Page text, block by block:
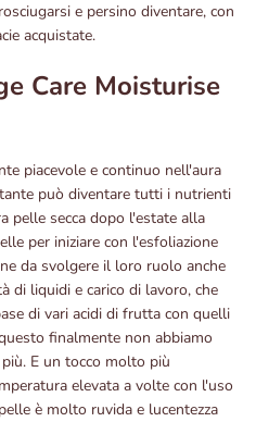
e persino diventare, con
acquistate.
Care Moisturise
piacevole e continuo nell'aura
può diventare tutti i nutrienti
pelle secca dopo l'estate alla
per iniziare con l'esfoliazione
da svolgere il loro ruolo anche
di liquidi e carico di lavoro, che
di vari acidi di frutta con quelli
finalmente non abbiamo
E un tocco molto più
elevata a volte con l'uso
è molto ruvida e lucentezza